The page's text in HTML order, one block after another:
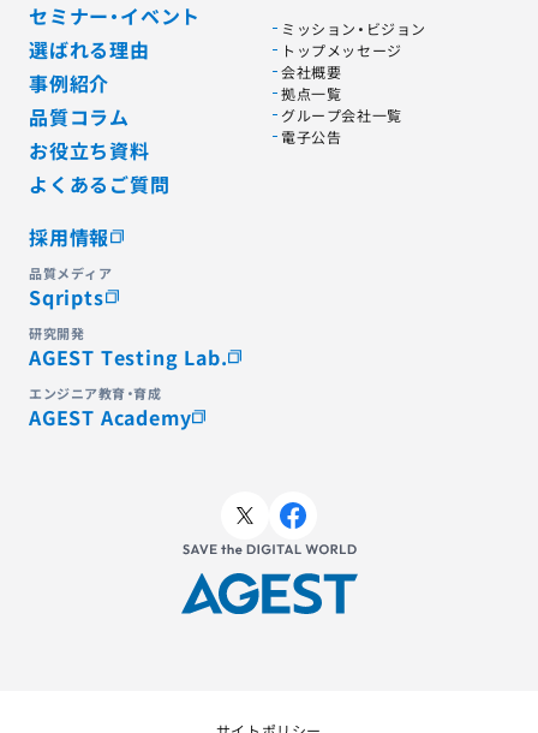
セミナー・イベント
選ばれる理由
事例紹介
品質コラム
お役立ち資料
よくあるご質問
ミッション・ビジョン
トップメッセージ
会社概要
拠点一覧
グループ会社一覧
電子公告
採用情報
品質メディア
Sqripts
研究開発
AGEST Testing Lab.
エンジニア教育・育成
AGEST Academy